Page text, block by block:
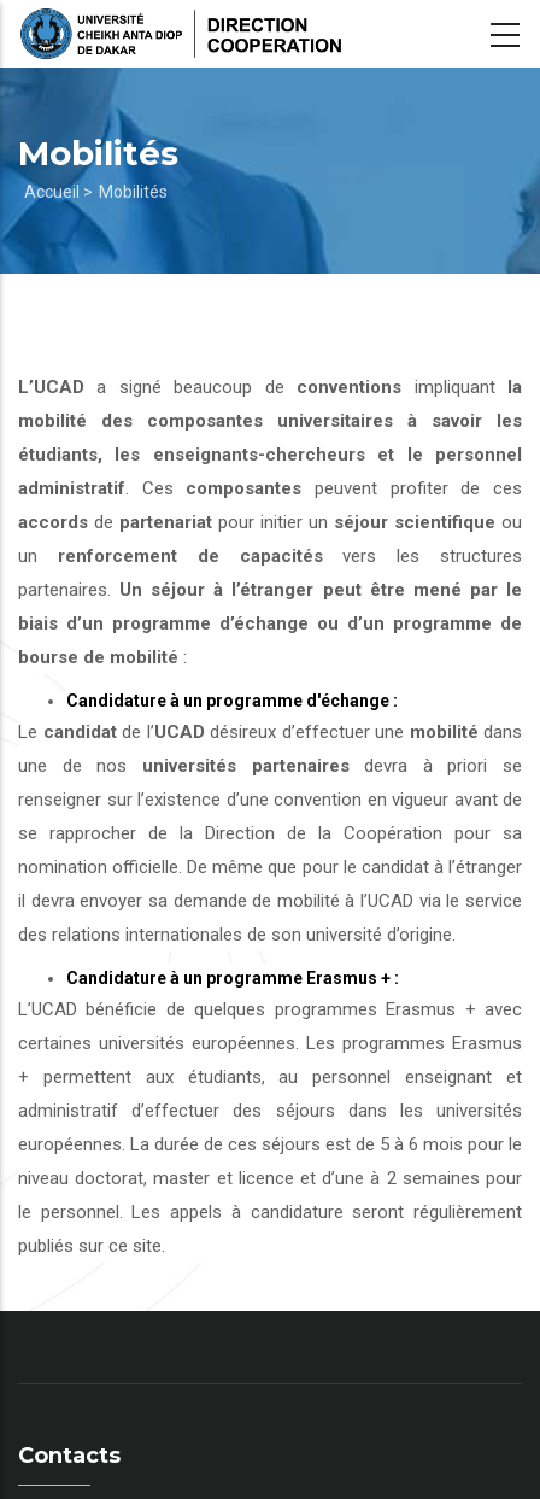
Aller
Mobilités
Fil
d'Ariane
Accueil > Mobilités
L’UCAD a signé beaucoup de conventions impliquant la
mobilité des composantes universitaires à savoir les
étudiants, les enseignants-chercheurs et le personnel
administratif . Ces composantes peuvent profiter de ces
accords de partenariat pour initier un séjour scientifique ou
un renforcement de capacitésvers les structures
partenaires. Un séjour à l’étranger peut être mené par le
biais d’un programme d’échange ou d’un programme de
bourse de mobilité :
Candidature à un programme d'échange :
Le candidatde l’UCAD désireux d’effectuer une mobilité dans
une de nos universités partenairesdevra à priori se
renseigner sur l’existence d’une convention en vigueur avant de
se rapprocher de la Direction de la Coopération pour sa
nomination officielle. De même que pour le candidat à l’étranger
il devra envoyer sa demande de mobilité à l’UCAD via le service
des relations internationales de son université d’origine.
Candidature à un programme Erasmus + :
L’UCAD bénéficie de quelques programmes Erasmus + avec
certaines universités européennes. Les programmes Erasmus
+ permettent aux étudiants, au personnel enseignant et
administratif d’effectuer des séjours dans les universités
européennes. La durée de ces séjours est de 5 à 6 mois pour le
niveau doctorat, master et licence et d’une à 2 semaines pour
le personnel. Les appels à candidature seront régulièrement
publiés sur ce site.
Contacts